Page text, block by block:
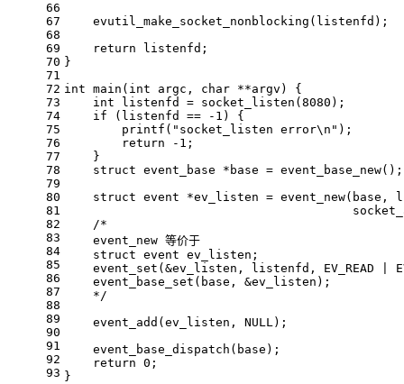
66
67
68
69
70
71
72
73
74
75
76
77
78
79
80
81
82
83
84
85
86
87
88
89
90
91
92
93
evutil_make_socket_nonblocking (listenfd);
return listenfd;
}
int main ( int argc, char **argv)
{
int listenfd = socket_listen ( 8080 );
if (listenfd == -1 ) {
printf ( "socket_listen error\n" );
return
-1 ;
    }
struct event_base *base = event_base_new();
struct event *ev_listen = event_new(base,
/*
    event_new 等价于
    struct event ev_listen;
event_set(&ev_listen, listenfd, EV_READ |
    event_base_set(base, &ev_listen);
    */
event_add (ev_listen, NULL );
event_base_dispatch (base);
return 0 ;
}